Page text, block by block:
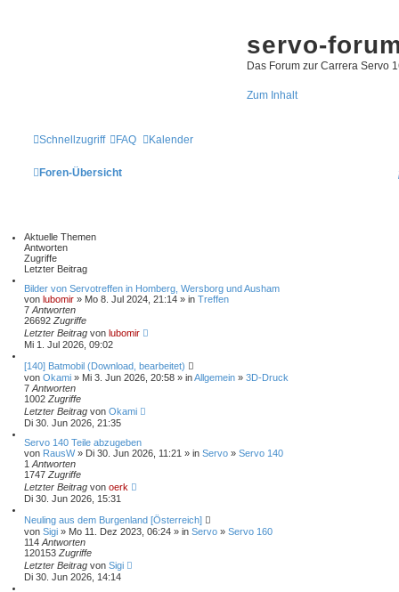
servo-
Das Forum zur Carrera Servo
Zum Inhalt
Schnellzugriff FAQ Kalender
Foren-Übersicht
Aktuelle Themen
Antworten
Zugriffe
Letzter Beitrag
Bilder von Servotreffen in Homberg, Wersborg und Ausham
von lubomir » Mo 8. Jul 2024, 21:14 » in Treffen
7 Antworten
26692 Zugriffe
Letzter Beitrag von lubomir
Mi 1. Jul 2026, 09:02
[140] Batmobil (Download, bearbeitet)
von Okami » Mi 3. Jun 2026, 20:58 » inAllgemein » 3D-Druck
7 Antworten
1002 Zugriffe
Letzter Beitrag von Okami
Di 30. Jun 2026, 21:35
Servo 140 Teile abzugeben
von RausW» Di 30. Jun 2026, 11:21 » in Servo » Servo 140
1 Antworten
1747 Zugriffe
Letzter Beitrag von oerk
Di 30. Jun 2026, 15:31
Neuling aus dem Burgenland [Österreich]
von Sigi » Mo 11. Dez 2023, 06:24 » in Servo » Servo 160
114 Antworten
120153 Zugriffe
Letzter Beitrag von Sigi
Di 30. Jun 2026, 14:14